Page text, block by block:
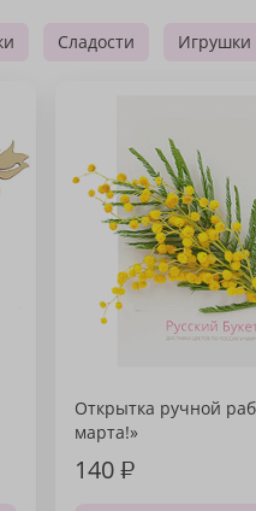
Сладости Игрушки
Открытка ручной
марта!»
140₽